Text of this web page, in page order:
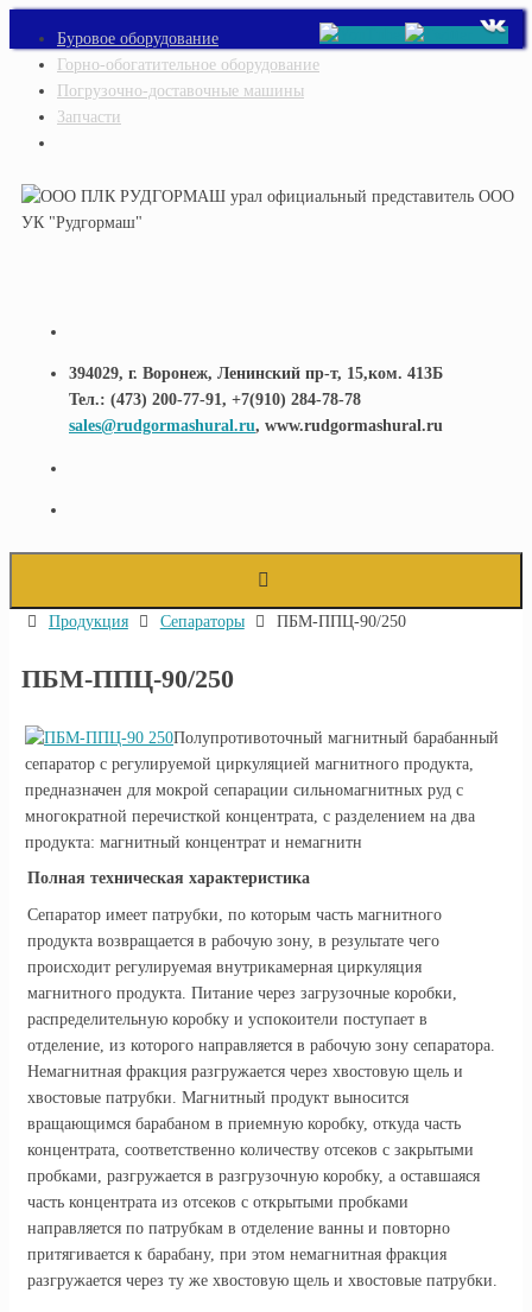
к
содержимому
Буровое оборудование
Горно-обогатительное оборудование
Погрузочно-доставочные машины
Запчасти
394029, г. Воронеж, Ленинский пр-т, 15,ком. 413Б
Тел.: (473) 200-77-91, +7(910) 284-78-78
sales@rudgormashural.ru, www.rudgormashural.ru
Главная
Продукция Сепараторы ПБМ-ППЦ-90/250
ПБМ-ППЦ-90/250
Полупротивоточный магнитный барабанный
сепаратор с регулируемой циркуляцией магнитного продукта,
предназначен для мокрой сепарации сильномагнитных руд с
многократной перечисткой концентрата, с разделением на два
продукта: магнитный концентрат и немагнитн
Полная техническая характеристика
Сепаратор имеет патрубки, по которым часть магнитного
продукта возвращается в рабочую зону, в результате чего
происходит регулируемая внутрикамерная циркуляция
магнитного продукта. Питание через загрузочные коробки,
распределительную коробку и успокоители поступает в
отделение, из которого направляется в рабочую зону сепаратора.
Немагнитная фракция разгружается через хвостовую щель и
хвостовые патрубки. Магнитный продукт выносится
вращающимся барабаном в приемную коробку, откуда часть
концентрата, соответственно количеству отсеков с закрытыми
пробками, разгружается в разгрузочную коробку, а оставшаяся
часть концентрата из отсеков с открытыми пробками
направляется по патрубкам в отделение ванны и повторно
притягивается к барабану, при этом немагнитная фракция
разгружается через ту же хвостовую щель и хвостовые патрубки.